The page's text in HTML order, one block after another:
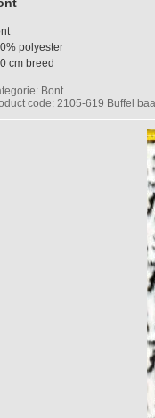
polyester
cm breed
Bont
code: 2105-619 Buffel